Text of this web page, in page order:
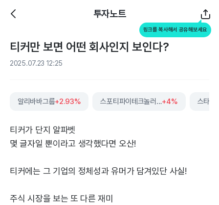
투자노트
링크를 복사해서 공유해보세요
티커만 보면 어떤 회사인지 보인다?
2025.07.23 12:25
알리바바그룹+2.93% 스포티파이테크놀러지+4% 스타벅
티커가 단지 알파벳
몇 글자일 뿐이라고 생각했다면 오산!
티커에는 그 기업의 정체성과 유머가 담겨있단 사실!
주식 시장을 보는 또 다른 재미